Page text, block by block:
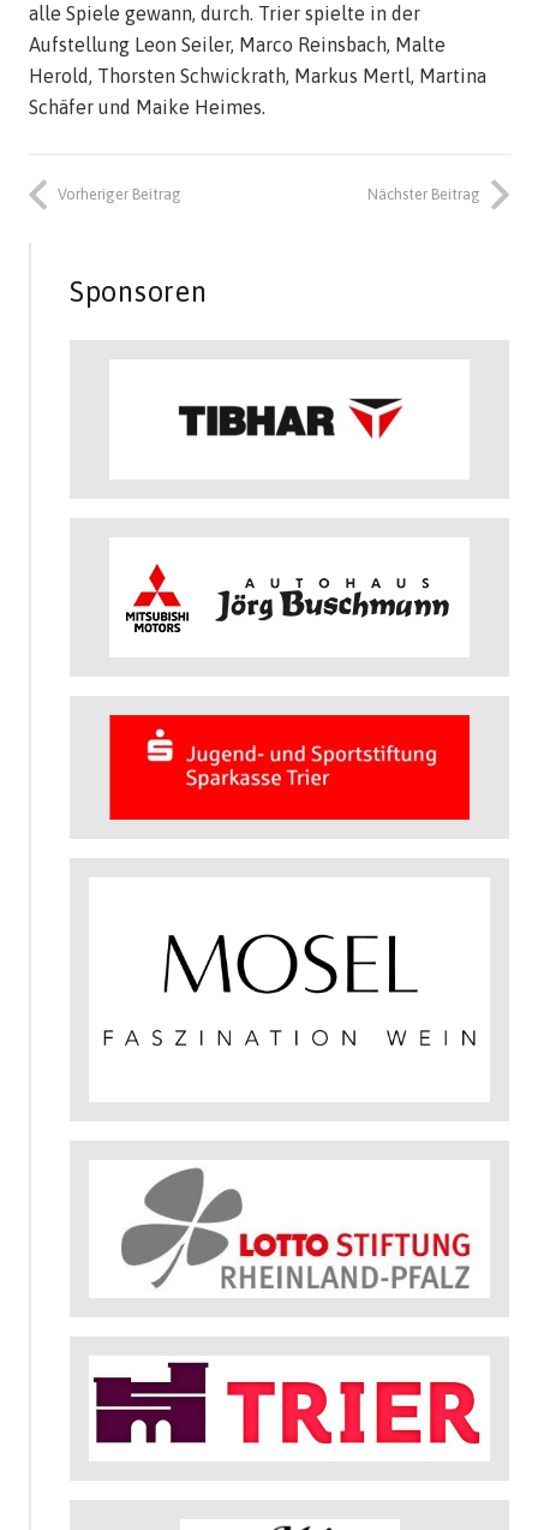
alle Spiele gewann, durch. Trier spielte in der
Aufstellung Leon Seiler, Marco Reinsbach, Malte
Herold, Thorsten Schwickrath, Markus Mertl, Martina
Schäfer und Maike Heimes.
Vorheriger Beitrag Nächster Beitrag
Sponsoren